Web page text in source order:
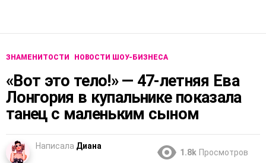
ЗНАМЕНИТОСТИ НОВОСТИ ШОУ-БИЗНЕСА
«Вот это тело!» — 47-летняя Ева
Лонгория в купальнике показала
танец с маленьким сыном
Написала Диана
1.8k Просмотров